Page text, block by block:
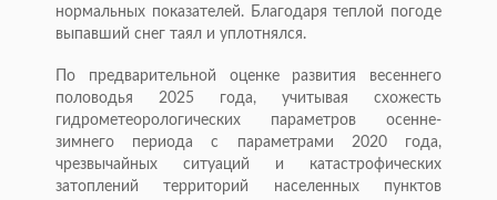
нормальных показателей. Благодаря теплой погоде
выпавший снег таял и уплотнялся.
По предварительной оценке развития весеннего
половодья 2025 года, учитывая схожесть
гидрометеорологических параметров осенне-
зимнего периода с параметрами 2020 года,
чрезвычайных ситуаций и катастрофических
затоплений территорий населенных пунктов